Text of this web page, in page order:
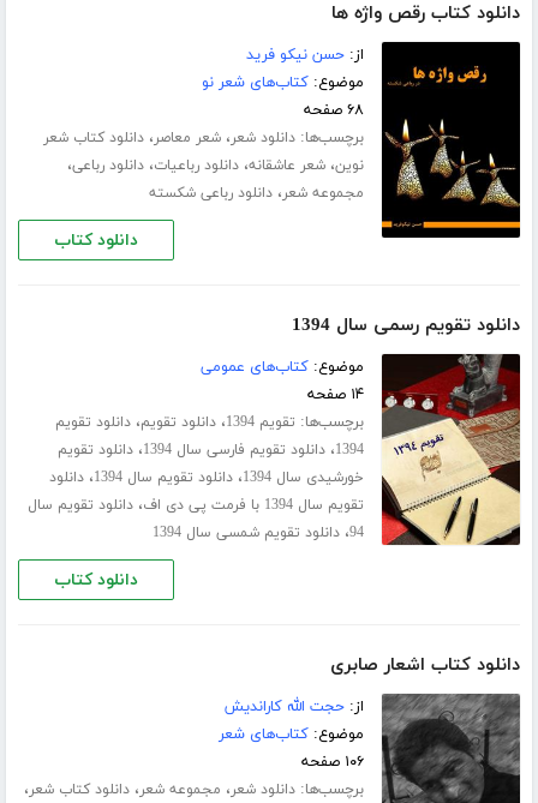
دانلود کتاب رقص واژه ها
از:حسن نیکو فرید
موضوع:کتاب‌های شعر نو
۶۸ صفحه
برچسب‌ها:دانلود شعر،شعر معاصر،دانلود کتاب شعر
نوین،شعر عاشقانه،دانلود رباعیات،دانلود رباعی،
مجموعه شعر،دانلود رباعی شکسته
دانلود کتاب
دانلود تقویم رسمی سال 1394
موضوع:کتاب‌های عمومی
۱۴ صفحه
برچسب‌ها: تقویم 1394 ،دانلود تقویم،دانلود تقویم
1394،دانلود تقویم فارسی سال 1394 ،دانلود تقویم
خورشیدی سال 1394
،دانلود تقویم سال 1394 ،دانلود
تقویم سال 1394 با فرمت پی دی اف
،دانلود تقویم سال
94،دانلود تقویم شمسی سال 1394
دانلود کتاب
دانلود کتاب اشعار صابری
از:حجت الله کاراندیش
موضوع:کتاب‌های شعر
۱۰۶ صفحه
برچسب‌ها:دانلود شعر، مجموعه شعر،دانلود کتاب شعر،